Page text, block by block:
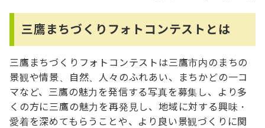
三鷹まちづくりフォトコンテストとは
三鷹まちづくりフォトコンテストは三鷹市内のまちの
景観や情景、自然、人々のふれあい、まちかどの一コ
マなど、三鷹の魅力を発信する写真を募集し、より多
くの方に三鷹の魅力を再発見し、地域に対する興味・
愛着を深めてもらうことや、より良い景観づくりに関